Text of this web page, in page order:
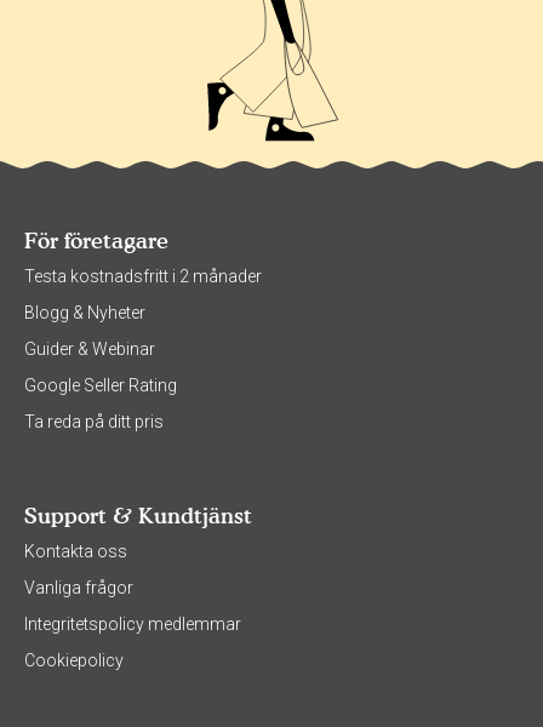
För företagare
Testa kostnadsfritt i 2 månader
Blogg & Nyheter
Guider & Webinar
Google Seller Rating
Ta reda på ditt pris
Support & Kundtjänst
Kontakta oss
Vanliga frågor
Integritetspolicy medlemmar
Cookiepolicy